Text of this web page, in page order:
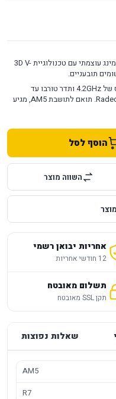
מעבד AMD Ryzen 7 7800X3D – מעבד גיימינג עוצמתי עם טכנולוגיית 3D V-
מגיע עם 8 ליבות ו-16 תהליכונים, תדר בסיס של 4.2GHz ותדר טורבו עד
5.0GHz, כולל גרפיקה מובנית Radeon Graphics. תואם לתושבת AM5, מגיע
הוסף לסל
השווה מוצר
אחריות יבואן רשמי
12 חודשי אחריות
תשלום מאובטח
תקן SSL מאובטח
שאלות נפוצות
AM5
R7